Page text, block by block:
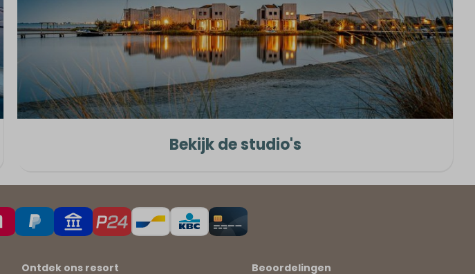
Bekijk de studio's
Ontdek ons resort Beoordelingen